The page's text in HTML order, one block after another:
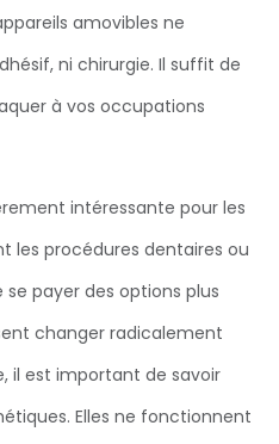
amovibles ne
ni chirurgie. Il suffit de
à vos occupations
intéressante pour les
les procédures dentaires ou
se payer des options plus
changer radicalement
il est important de savoir
Elles ne fonctionnent